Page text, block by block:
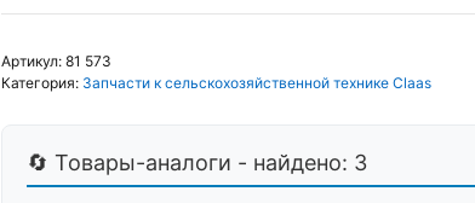
Артикул: 81 573
Категория: Запчасти к сельскохозяйственной технике Claas
🔄 Товары-аналоги - найдено: 3